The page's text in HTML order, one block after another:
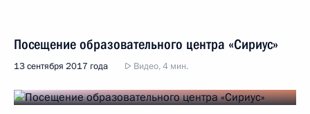
Посещение образовательного центра «Сириус»
13 сентября 2017 года Видео, 4 мин.